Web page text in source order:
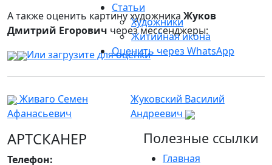
Статьи
Художники
Житийная икона
Оценить через WhatsApp
А также оценить картину художника Жуков
Дмитрий Егорович через мессенджеры:
Или загрузите для оценки
Живаго Семен
Афанасьевич
Жуковский Василий
Андреевич
АРТСКАНЕР
Телефон:
Полезные ссылки
Главная